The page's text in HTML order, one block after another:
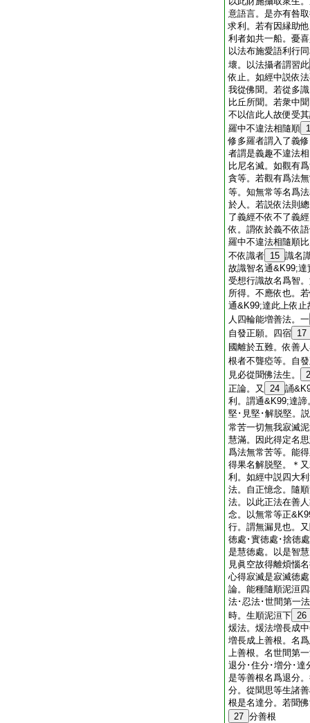
意語言。是亦有咎
求利。若有因縁助
利者如共一船。憂
以法布施愛語利行
壞。以法攝者謂習此
依止。如經中説依
我從佛聞。若從多
比丘所聞。若衆中
不以信此人故便受
羅中不違法相隨順
修多羅者謂入了義
者謂是義趣不違法
比尼名滅。如觀有
貪等。若觀有爲法
等。知無常等名爲
於人。若説依法則
了義經不依不了義
依。謂依於義不依
羅中不違法相隨順
不依識者 15 識名
故識智名通&K99;
受想行識故名爲智
所得。不應依也。
通&K99;達此上依
人四輪能増善法。一
自發正願。四宿 17
國離於五難。依善
根者不聾瘂等。自
見必從聞佛法生。
正論。又
24 誦
利。謂通&K99;達
堅･見堅･解脱堅。
常苦一切無我寂滅
慧滿。因此得定名
爲法無常苦等。能
得果名解脱堅。＊
利。如經中説四大
法。自正憶念。隨
法。以此正法在善
念。以無常等正
行。謂無漏見也。
徳處･實徳處･捨徳
是慧徳處。以是智
見眞空故得離煩惱
心得寂滅是寂滅徳
論。能種隨順泥洹
法･忍法･世間第一
時。生順泥洹下 26
煖法。煖法増長成
増長成上善根。名
上善根。名世間第
退分･住分･増分･達
是等善根名爲退分
分。從聞思等生諸
根是名達分。若聞
27 分善根